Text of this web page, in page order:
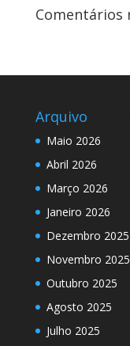
Comentários
Arquivo
Maio 2026
Abril 2026
Março 2026
Janeiro 2026
Dezembro 2025
Novembro 2025
Outubro 2025
Agosto 2025
Julho 2025